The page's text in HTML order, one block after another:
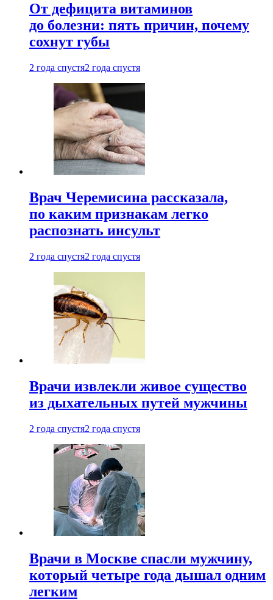
От дефицита витаминов
до болезни: пять причин, почему
сохнут губы
2 года спустя2 года спустя
Врач Черемисина рассказала,
по каким признакам легко
распознать инсульт
2 года спустя2 года спустя
Врачи извлекли живое существо
из дыхательных путей мужчины
2 года спустя2 года спустя
Врачи в Москве спасли мужчину,
который четыре года дышал одним
легким